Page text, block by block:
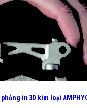
in 3D kim loại